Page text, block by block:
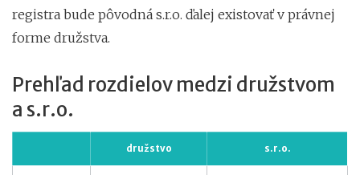
registra bude pôvodná s.r.o. ďalej existovať v právnej
forme družstva.
Prehľad rozdielov medzi družstvom
a s.r.o.
družstvo s.r.o.